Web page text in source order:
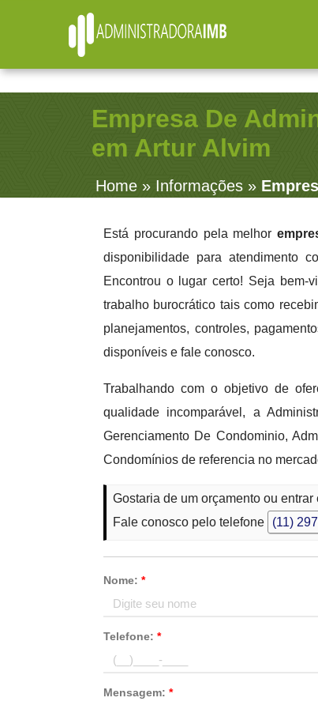
R. Júlio Fernandes, 91 - Sala 38 - Vila
Empresa De
em Artur Alvim
Home» Informações »
Está procurando pela melhor
disponibilidade para atendimento
Encontrou o lugar certo! Seja bem-
trabalho burocrático tais como
planejamentos, controles,
disponíveis e fale conosco.
Trabalhando com o objetivo de
qualidade incomparável, a
Gerenciamento De Condominio,
Condomínios de referencia no
Gostaria de um orçamento ou
Fale conosco pelo telefone
(11)
Nome: *
Telefone: *
Mensagem: *